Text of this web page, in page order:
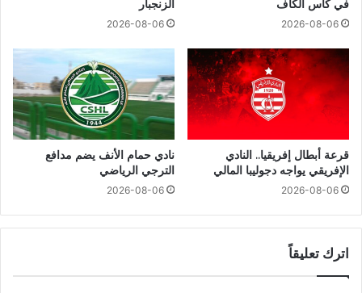
في كأس الكاف
2026-08-06
الزنجبار
2026-08-06
قرعة أبطال إفريقيا.. النادي
الإفريقي يواجه دجوليبا المالي
2026-08-06
نادي حمام الأنف يضم مدافع
الترجي الرياضي
2026-08-06
اترك تعليقاً